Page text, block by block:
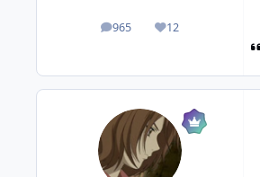
965
посты 12
Репутация